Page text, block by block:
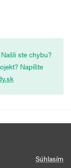
ste chybu?
Napíšte
Súhlasím